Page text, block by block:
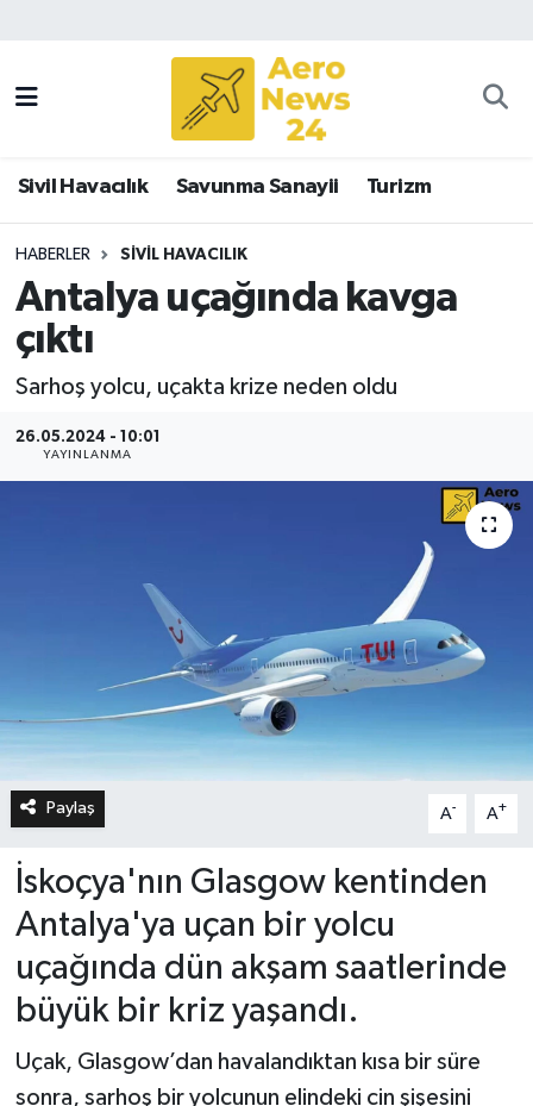
Sivil Havacılık Savunma Sanayii Turizm
HABERLER SIVIL HAVACILIK
Antalya uçağında kavga
çıktı
Sarhoş yolcu, uçakta krize neden oldu
26.05.2024 - 10:01
YAYINLANMA
Paylaş A- A+
İskoçya'nın Glasgow kentinden
Antalya'ya uçan bir yolcu
uçağında dün akşam saatlerinde
büyük bir kriz yaşandı.
Uçak, Glasgow’dan havalandıktan kısa bir süre
sonra, sarhoş bir yolcunun elindeki cin şişesini